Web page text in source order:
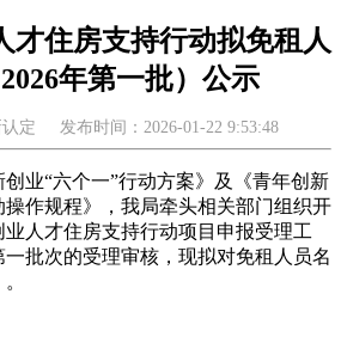
才住房支持行动拟免租人
年第一批）公示
定 发布时间：2026-01-22 9:53:48
业“六个一”行动方案》及《青年创新
作规程》，我局牵头相关部门组织开
业人才住房支持行动项目申报受理工
批次的受理审核，现拟对免租人员名